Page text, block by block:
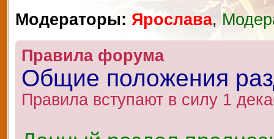
Модераторы: Ярослава,
Правила форума
Общие положения
Правила вступают в силу 1